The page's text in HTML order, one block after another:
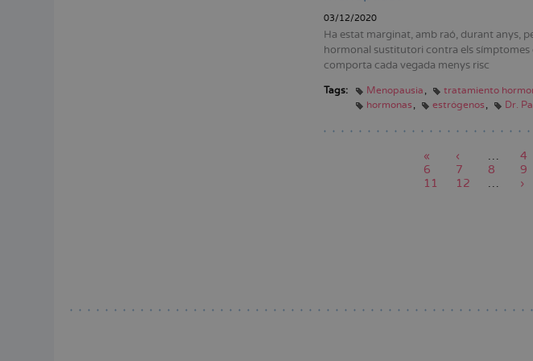
03/12/2020
Ha estat marginat, amb raó, durant anys,
hormonal sustitutori contra els símptomes
comporta cada vegada menys risc
Tags: Menopausia tratamiento
hormonas
estrógenos Dr.
Primera
pàgina
«
Pàgina
anterior
‹ … 4
Pàgina
6 Pàgina
7
Pàgina
actual
8 9
Pàgina
11 Pàgina
12 … ›